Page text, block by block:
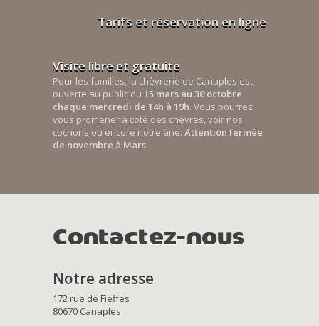
Tarifs et réservation en ligne
Visite libre et gratuite
Pour les familles, la chèvrerie de Canaples est
ouverte au public du 15 mars au 30 octobre
chaque mercredi de 14h à 19h. Vous pourrez
vous promener à coté des chèvres, voir nos
cochons ou encore notre âne. Attention fermée
de novembre à Mars
Contactez-nous
Notre adresse
172 rue de Fieffes
80670 Canaples